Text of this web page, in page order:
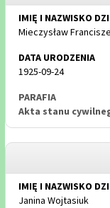
Mieczysław
1925-09-24
Akta stanu
Janina Wojtasiuk